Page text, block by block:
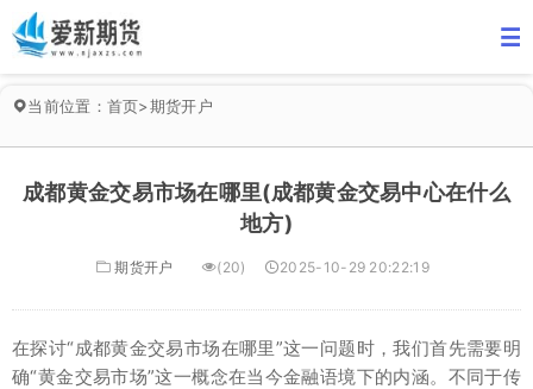
当前位置： 首页>期货开户
成都黄金交易市场在哪里(成都黄金交易中心在什么
地方)
期货开户 (20) 2025-10-29 20:22:19
在探讨“成都黄金交易市场在哪里”这一问题时，我们首先需要明
确“黄金交易市场”这一概念在当今金融语境下的内涵。不同于传